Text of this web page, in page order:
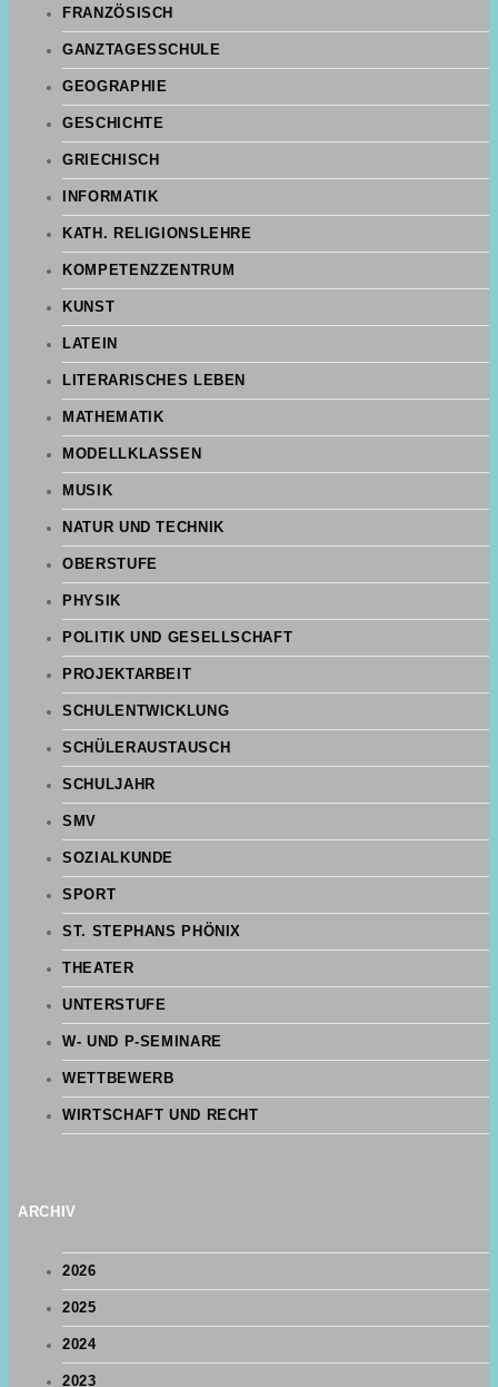
FRANZÖSISCH
GANZTAGESSCHULE
GEOGRAPHIE
GESCHICHTE
GRIECHISCH
INFORMATIK
KATH. RELIGIONSLEHRE
KOMPETENZZENTRUM
KUNST
LATEIN
LITERARISCHES LEBEN
MATHEMATIK
MODELLKLASSEN
MUSIK
NATUR UND TECHNIK
OBERSTUFE
PHYSIK
POLITIK UND GESELLSCHAFT
PROJEKTARBEIT
SCHULENTWICKLUNG
SCHÜLERAUSTAUSCH
SCHULJAHR
SMV
SOZIALKUNDE
SPORT
ST. STEPHANS PHÖNIX
THEATER
UNTERSTUFE
W- UND P-SEMINARE
WETTBEWERB
WIRTSCHAFT UND RECHT
ARCHIV
2026
2025
2024
2023